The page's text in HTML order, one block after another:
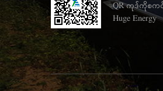
QR ကုဒ်ကိုစကင်
Huge Energy